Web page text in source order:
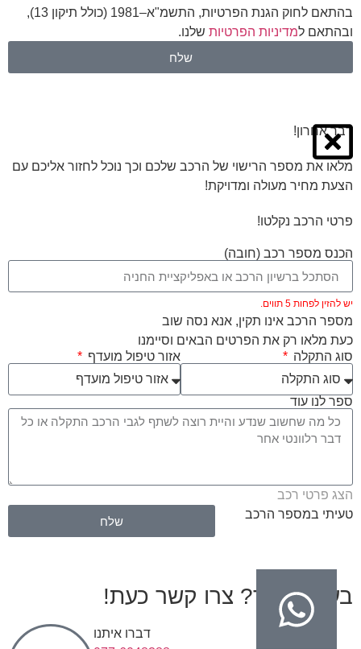
בהתאם לחוק הגנת הפרטיות, התשמ"א–1981 (כולל תיקון 13),
ובהתאם ל מדיניות הפרטיותשלנו.
שלח
דבר אחרון!
מלאו את מספר הרישוי של הרכב שלכם וכך נוכל לחזור אליכם עם
הצעת מחיר מעולה ומדויקת!
פרטי הרכב נקלטו!
הכנס מספר רכב (חובה)
יש להזין לפחות 5 תווים.
מספר הרכב אינו תקין, אנא נסה שוב
כעת מלאו רק את הפרטים הבאים וסיימנו
סוג התקלה
אזור טיפול מועדף
ספר לנו עוד
הצג פרטי רכב
טעיתי במספר הרכב
שלח
בעיות בגיר? צרו קשר כעת!
דברו איתנו